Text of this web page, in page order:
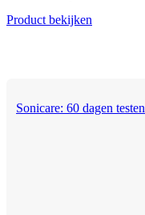
Product bekijken
Sonicare: 60 dagen testen